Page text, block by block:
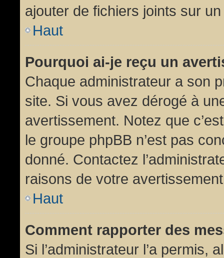
ajouter de fichiers joints sur
Haut
Pourquoi ai-je reçu un
Chaque administrateur a son
site. Si vous avez dérogé à
avertissement. Notez que
le groupe phpBB n’est pas
donné. Contactez
raisons de votre
Haut
Comment rapporter des
Si l’administrateur l’a permis,